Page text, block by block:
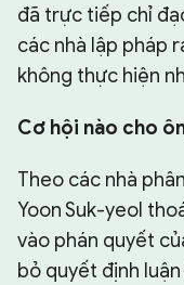
đã trực tiếp chỉ
các nhà lập pháp
không thực hiện
Cơ hội nào cho
Theo các nhà
Yoon Suk-yeol
vào phán quyết
bỏ quyết định